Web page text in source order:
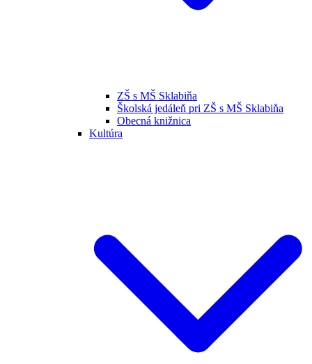
ZŠ s MŠ Sklabiňa
Školská jedáleň pri ZŠ s MŠ Sklabiňa
Obecná knižnica
Kultúra